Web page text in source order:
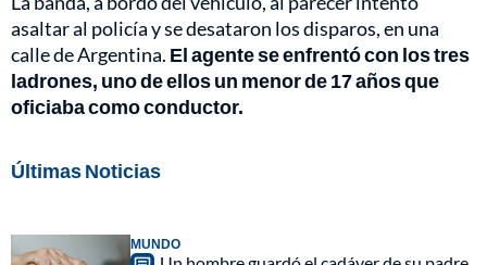
asaltar al policía y se desataron los disparos, en una
calle de Argentina. El agente se enfrentó con los tres
ladrones, uno de ellos un menor de 17 años que
oficiaba como conductor.
Últimas Noticias
MUNDO